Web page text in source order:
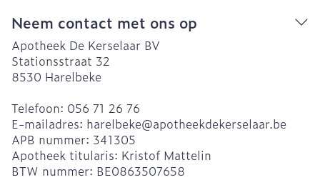
Neem contact met ons op
Apotheek De Kerselaar BV
Stationsstraat 32
8530 Harelbeke
Telefoon: 056 71 26 76
E-mailadres: harelbeke@apotheekdekerselaar.be
APB nummer: 341305
Apotheek titularis: Kristof Mattelin
BTW nummer: BE0863507658